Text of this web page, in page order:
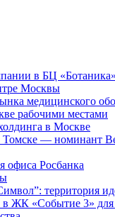
в БЦ «Ботаника»
Москвы
медицинского
рабочими местами
в Москве
Томске — номинант
офиса Росбанка
территория
в ЖК «Событие 3»